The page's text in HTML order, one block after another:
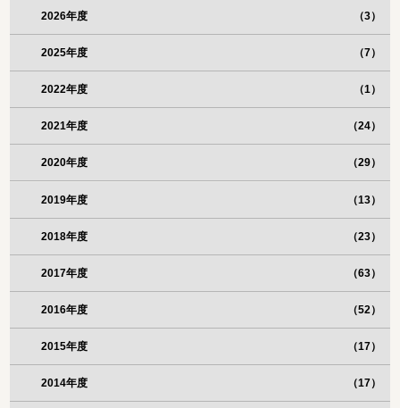
2026年度 （3）
2025年度 （7）
2022年度 （1）
2021年度 （24）
2020年度 （29）
2019年度 （13）
2018年度 （23）
2017年度 （63）
2016年度 （52）
2015年度 （17）
2014年度 （17）